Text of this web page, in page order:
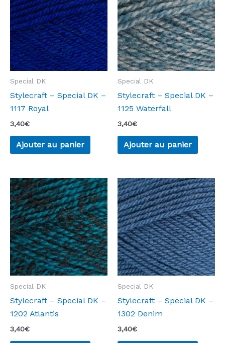
Special DK
Stylecraft – Special DK –
1117 Royal
3,40€
Ajouter au panier
Special DK
Stylecraft – Special DK –
1125 Waterfall
3,40€
Ajouter au panier
Special DK
Stylecraft – Special DK –
1202 Atlantis
3,40€
Special DK
Stylecraft – Special DK –
1302 Denim
3,40€